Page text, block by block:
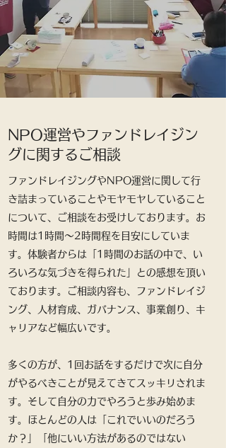
​NPO運営やファンドレイジン
グに関するご相談
​ファンドレイジングやNPO運営に関して行
き詰まっていることやモヤモヤしていること
について、ご相談をお受けしております。お
時間は1時間～2時間程を目安にしていま
す。体験者からは「1時間のお話の中で、い
ろいろな気づきを得られた」との感想を頂い
ております。ご相談内容も、ファンドレイジ
ング、人材育成、ガバナンス、事業創り、キ
ャリアなど幅広いです。
多くの方が、1回お話をするだけで次に自分
がやるべきことが見えてきてスッキリされま
す。そして自分の力でやろうと歩み始めま
す。 ほとんどの人は「これでいいのだろう
か？」「他にいい方法があるのではない